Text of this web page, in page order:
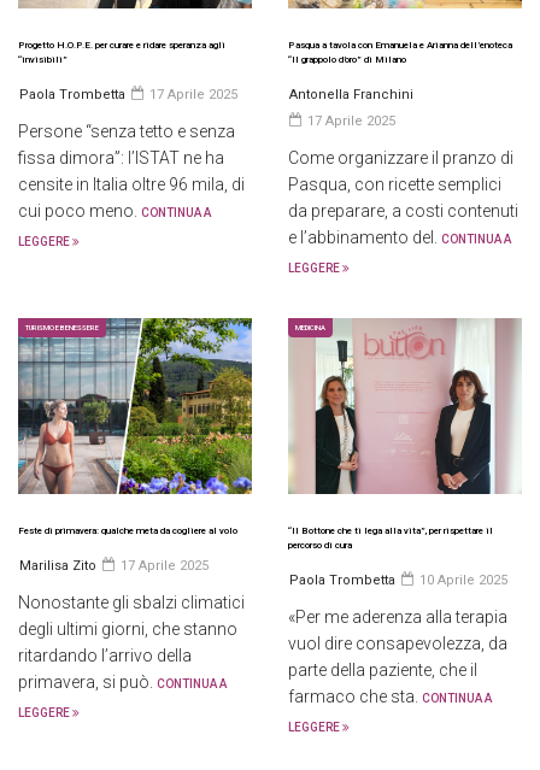
Progetto H.O.P.E. per curare e ridare speranza agli
“invisibili”
Paola Trombetta 17 Aprile 2025
Persone “senza tetto e senza
fissa dimora”: l’ISTAT ne ha
censite in Italia oltre 96 mila, di
cui poco meno. CONTINUA A
LEGGERE
Pasqua a tavola con Emanuela e Arianna dell’enoteca
“Il grappolo d’oro” di Milano
Antonella Franchini
17 Aprile 2025
Come organizzare il pranzo di
Pasqua, con ricette semplici
da preparare, a costi contenuti
e l’abbinamento del. CONTINUA A
LEGGERE
TURISMO E BENESSERE
Feste di primavera: qualche meta da cogliere al volo
Marilisa Zito 17 Aprile 2025
Nonostante gli sbalzi climatici
degli ultimi giorni, che stanno
ritardando l’arrivo della
primavera, si può.
CONTINUA A
LEGGERE
MEDICINA
“Il Bottone che ti lega alla vita”, per rispettare il
percorso di cura
Paola Trombetta 10 Aprile 2025
«Per me aderenza alla terapia
vuol dire consapevolezza, da
parte della paziente, che il
farmaco che sta.
CONTINUA A
LEGGERE